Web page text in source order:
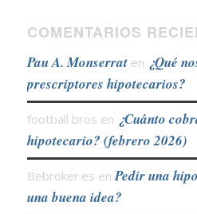
COMENTARIOS
Pau A. Monserraten ¿Qué
prescriptores hipotecarios?
football bros en ¿Cuánto
hipotecario? (febrero 2026)
Bebroker.es en Pedir una
una buena idea?